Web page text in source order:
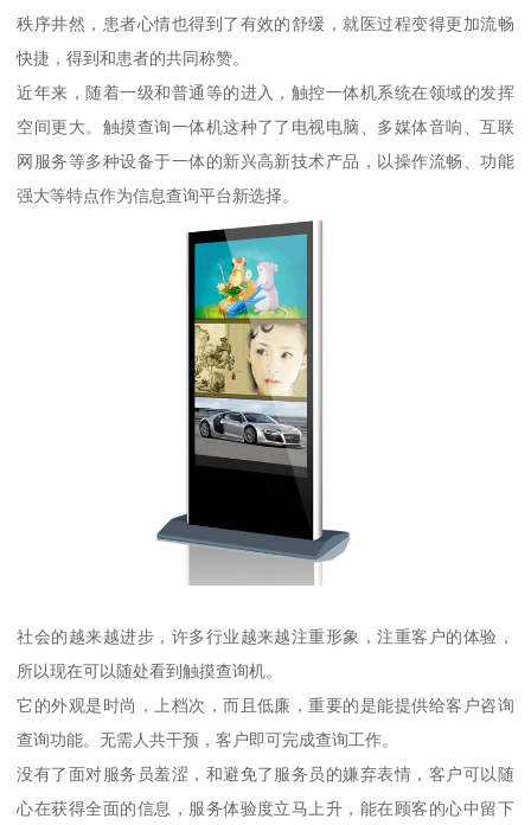
秩序井然，患者心情也得到了有效的舒缓，就医过程变得更加流畅
快捷，得到和患者的共同称赞。
近年来，随着一级和普通等的进入，触控一体机系统在领域的发挥
空间更大。触摸查询一体机这种了了电视电脑、多媒体音响、互联
网服务等多种设备于一体的新兴高新技术产品，以操作流畅、功能
强大等特点作为信息查询平台新选择。
社会的越来越进步，许多行业越来越注重形象，注重客户的体验，
所以现在可以随处看到触摸查询机。
它的外观是时尚，上档次，而且低廉，重要的是能提供给客户咨询
查询功能。无需人共干预，客户即可完成查询工作。
没有了面对服务员羞涩，和避免了服务员的嫌弃表情，客户可以随
心在获得全面的信息，服务体验度立马上升，能在顾客的心中留下